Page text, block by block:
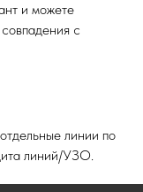
и можете
с
линии по
линий/УЗО.